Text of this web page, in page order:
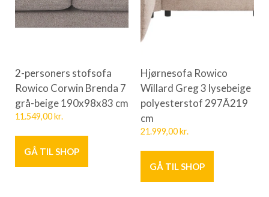
2-personers stofsofa
Rowico Corwin Brenda 7
grå-beige 190x98x83 cm
11.549,00kr.
GÅ TIL SHOP
Hjørnesofa Rowico
Willard Greg 3 lysebeige
polyesterstof 297Ã219
cm
21.999,00kr.
GÅ TIL SHOP